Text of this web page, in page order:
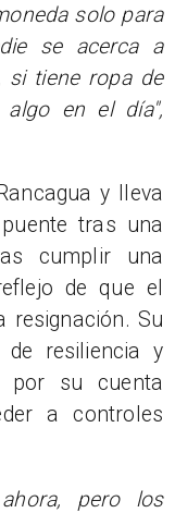
solo para
se acerca a
si tiene ropa de
en el día",
y lleva
tras una
cumplir una
de que el
resignación. Su
resiliencia y
por su cuenta
a controles
pero los